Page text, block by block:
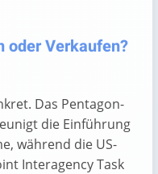
oder Verkaufen?
Das Pentagon-
die Einführung
während die US-
Interagency Task